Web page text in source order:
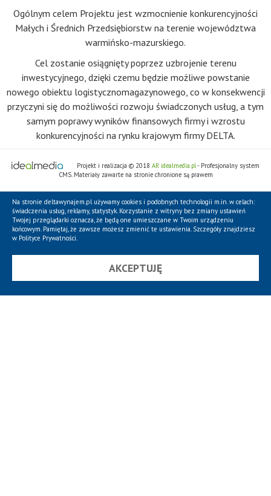
Ogólnym celem Projektu jest wzmocnienie konkurencyjności
Małych i Średnich Przedsiębiorstw na terenie województwa
warmińsko-mazurskiego.
Cel zostanie osiągnięty poprzez uzbrojenie terenu
inwestycyjnego, dzięki czemu będzie możliwe powstanie
nowego obiektu logistycznomagazynowego, co w konsekwencji
przyczyni się do możliwości rozwoju świadczonych usług, a tym
samym poprawy wyników finansowych firmy i wzrostu
konkurencyjności na rynku krajowym firmy DELTA.
Projekt i realizacja © 2018 AR idealmedia.pl- Profesjonalny system
CMS. Materiały zawarte na stronie chronione są prawem
Na stronie deltawynajem.pl używamy cookies i podobnych technologii m.in. w celach:
świadczenia usług, reklamy, statystyk. Korzystanie z witryny bez zmiany ustawień
Twojej przeglądarki oznacza, że będą one umieszczane w Twoim urządzeniu
końcowym. Pamiętaj, że zawsze możesz zmienić te ustawienia. Szczegóły znajdziesz
w Polityce Prywatności.
AKCEPTUJĘ